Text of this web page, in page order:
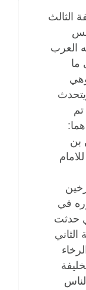
الثالث
العرب
ما
بن
في
حدثت